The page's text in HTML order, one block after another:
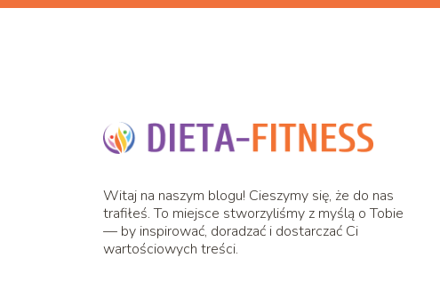
Witaj na naszym blogu! Cieszymy się, że do nas
trafiłeś. To miejsce stworzyliśmy z myślą o Tobie
— by inspirować, doradzać i dostarczać Ci
wartościowych treści.